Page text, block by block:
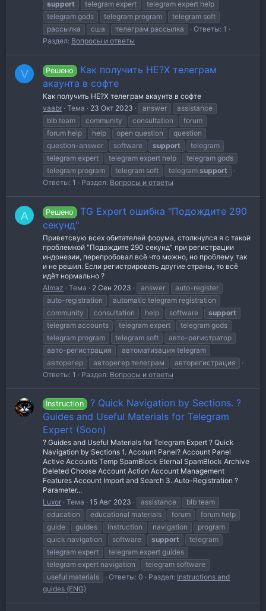
support
telegram expert
telegram expert help
telegram gods
telegram program
telegram soft
рассылка
сша телеграм рассылка
Ответы: 1
Раздел: Вопросы и ответы
V Решено
Как получить HE?X телеграм
акаунта в софте
Как получить HE?X телеграм акаунта в софте
vaabr Тема 23 Окт 2023 answer
assistance
blb team
community consultation
forum
forum help
help open question
question
question-answer
software support
telegram
telegram expert
telegram expert help
telegram gods
telegram program
telegram soft telegram support
Ответы: 1
Раздел: Вопросы и ответы
A Решено
TG Expert ошибка "Подождите 290
секунд"
Приветсвую всех обитателей форума, столкнулся я с такой
проблемкой "Подождите 290 секунд" при регистрации
индонезии, перепробовал всё что можно, но проблему так
и не решил. Если регистрировать другие страны, то всё
идёт нормально ?
Almaz
Тема 2 Сен 2023 answer
auto-register
auto-registration
automatic telegram registration
community
consultation help software
support
telegram accounts
telegram expert
telegram gods
telegram program
telegram soft
авто-регистратор
авто-регистрация
автоматизация telegram
авторегер
авторегер телеграм
авторегистрация
Ответы: 1
Раздел: Вопросы и ответы
Instruction
? Quick Navigation by Sections. ?
Guides and Useful Materials for Telegram
Expert (Soon)
? Guides and Useful Materials for Telegram Expert ? Quick
Navigation by Sections 1. Account Panel? Account Panel
Active Accounts Temp SpamBlock Eternal SpamBlock Archive
Deleted Choose Account Action Account Management
Features Account Import and Search 3. Auto-Registration ?
Parameter...
Luxor Тема 15 Авг 2023 assistance
blb team
education
educational materials forum
forum help
guide
guides instruction navigation
program
quick navigation
software support
telegram
telegram expert
telegram expert guides
telegram expert navigation
telegram software
useful materials
Ответы: 0 Раздел: Instructions and
guides (ENG)